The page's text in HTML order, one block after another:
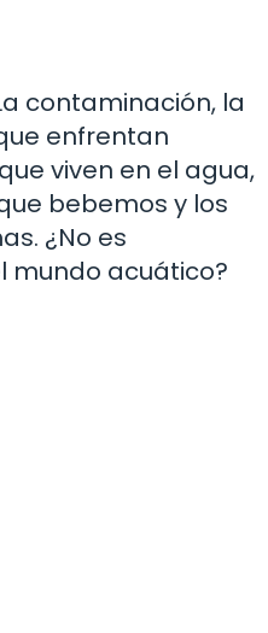
contaminación, la
enfrentan
viven en el agua,
bebemos y los
¿No es
mundo acuático?